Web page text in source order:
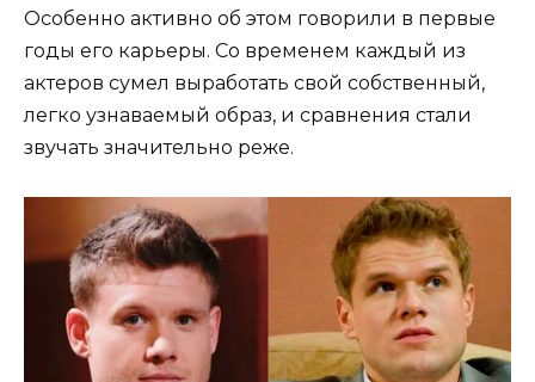
Особенно активно об этом говорили в первые
годы его карьеры. Со временем каждый из
актеров сумел выработать свой собственный,
легко узнаваемый образ, и сравнения стали
звучать значительно реже.